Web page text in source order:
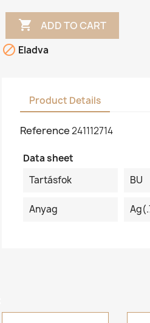
 ADD TO CART
 Eladva
Product Details
Reference241112714
Data sheet
Tartásfok
BU
Anyag